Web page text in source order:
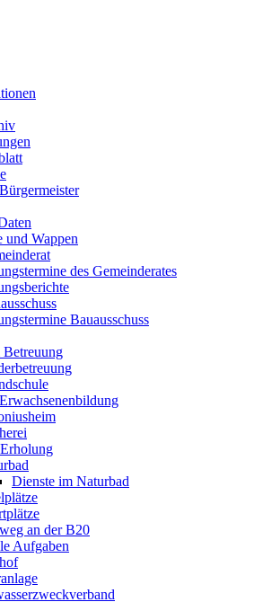
und Wappen
des Gemeinderates
Bauausschuss
Dienste im Naturbad
an der B20
Aufgaben